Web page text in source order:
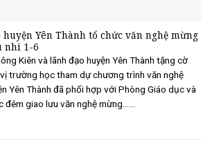
huyện Yên Thành tổ chức văn nghệ mừng
nhi 1-6
Kiên và lãnh đạo huyện Yên Thành tặng cờ
trường học tham dự chương trình văn nghệ
Yên Thành đã phối hợp với Phòng Giáo dục và
giao lưu văn nghệ mừng......